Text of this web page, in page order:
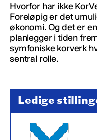
Hvorfor har ikke
Foreløpig er det
økonomi. Og det er
planlegger i tiden
symfoniske korverk
sentral rolle.
Ledige